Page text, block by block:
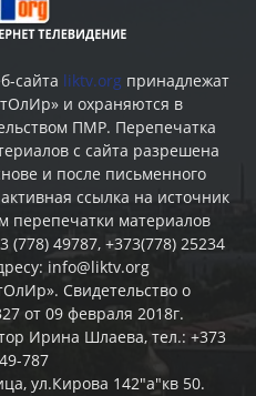
сайта liktv.org принадлежат
и охраняются в
ПМР. Перепечатка
c сайта разрешена
и после письменного
ссылка на источник
перепечатки материалов
49787, +373(778) 25234
info@liktv.org
Свидетельство о
от 09 февраля 2018г.
Ирина Шлаева, тел.: +373
787
ул.Кирова 142"а"кв 50.